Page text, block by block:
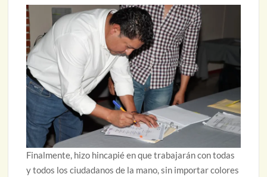
Finalmente, hizo hincapié en que trabajarán con todas
y todos los ciudadanos de la mano, sin importar colores